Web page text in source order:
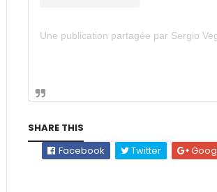
SHARE THIS
Facebook
Twitter